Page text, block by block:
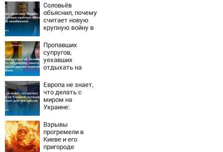
Соловьёв
объяснил, почему
считает новую
крупную войну в
неизбежной
Пропавших
супругов,
уехавших
отдыхать на
мертвыми на
заднем сиденье
автомобиля
Европа не знает,
что делать с
миром на
Украине:
грозит для нее
хаосом
Взрывы
прогремели в
Киеве и его
пригороде